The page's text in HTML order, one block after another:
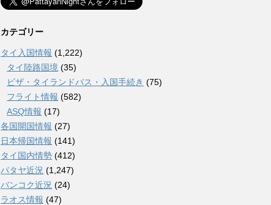
カテゴリー
タイ入国情報 (1,222)
タイ陸路国境 (35)
ビザ・タイランドパス・入国手続き (75)
フライト情報 (582)
ASQ情報 (17)
各国開国情報 (27)
日本帰国情報 (141)
タイ国内情勢 (412)
パタヤ近況 (1,247)
バンコク近況 (24)
ラオス情報 (47)